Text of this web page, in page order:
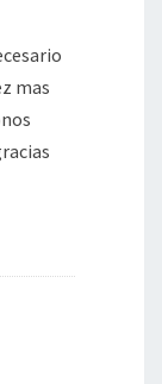
mas